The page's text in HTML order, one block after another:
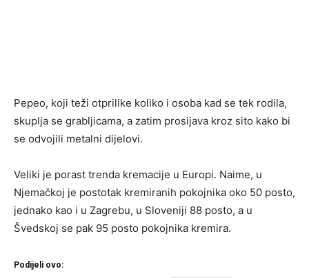
Pepeo, koji teži otprilike koliko i osoba kad se tek rodila,
skuplja se grabljicama, a zatim prosijava kroz sito kako bi
se odvojili metalni dijelovi.
Veliki je porast trenda kremacije u Europi. Naime, u
Njemačkoj je postotak kremiranih pokojnika oko 50 posto,
jednako kao i u Zagrebu, u Sloveniji 88 posto, a u
Švedskoj se pak 95 posto pokojnika kremira.
Podijeli ovo: